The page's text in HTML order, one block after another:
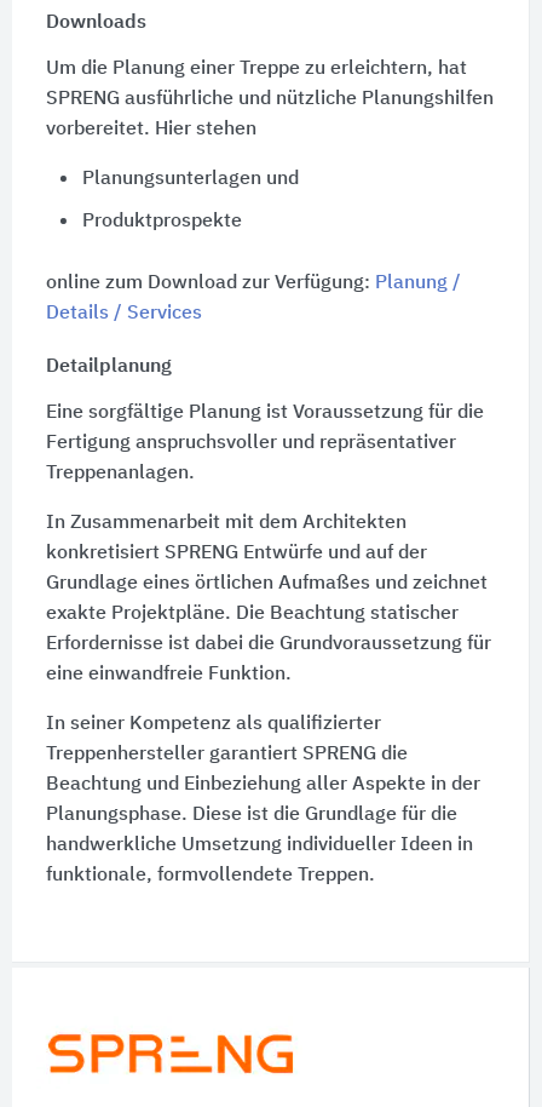
Downloads
Um die Planung einer Treppe zu erleichtern, hat
SPRENG ausführliche und nützliche Planungshilfen
vorbereitet. Hier stehen
Planungsunterlagen und
Produktprospekte
online zum Download zur Verfügung: Planung /
Details / Services
Detailplanung
Eine sorgfältige Planung ist Voraussetzung für die
Fertigung anspruchsvoller und repräsentativer
Treppenanlagen.
In Zusammenarbeit mit dem Architekten
konkretisiert SPRENG Entwürfe und auf der
Grundlage eines örtlichen Aufmaßes und zeichnet
exakte Projektpläne. Die Beachtung statischer
Erfordernisse ist dabei die Grundvoraussetzung für
eine einwandfreie Funktion.
In seiner Kompetenz als qualifizierter
Treppenhersteller garantiert SPRENG die
Beachtung und Einbeziehung aller Aspekte in der
Planungsphase. Diese ist die Grundlage für die
handwerkliche Umsetzung individueller Ideen in
funktionale, formvollendete Treppen.
Schnelleinstiege